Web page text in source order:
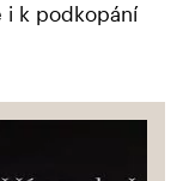
i k podkopání